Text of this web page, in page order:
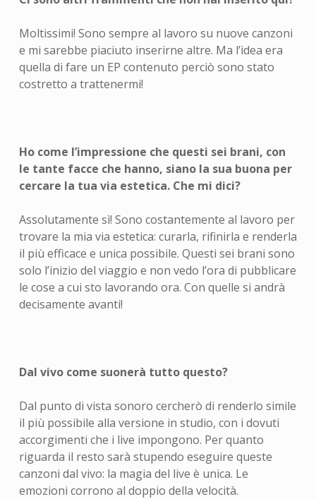
Moltissimi! Sono sempre al lavoro su nuove canzoni
e mi sarebbe piaciuto inserirne altre. Ma l’idea era
quella di fare un EP contenuto perciò sono stato
costretto a trattenermi!
Ho come l’impressione che questi sei brani, con
le tante facce che hanno, siano la sua buona per
cercare la tua via estetica. Che mi dici?
Assolutamente sì! Sono costantemente al lavoro per
trovare la mia via estetica: curarla, rifinirla e renderla
il più efficace e unica possibile. Questi sei brani sono
solo l’inizio del viaggio e non vedo l’ora di pubblicare
le cose a cui sto lavorando ora. Con quelle si andrà
decisamente avanti!
Dal vivo come suonerà tutto questo?
Dal punto di vista sonoro cercherò di renderlo simile
il più possibile alla versione in studio, con i dovuti
accorgimenti che i live impongono. Per quanto
riguarda il resto sarà stupendo eseguire queste
canzoni dal vivo: la magia del live è unica. Le
emozioni corrono al doppio della velocità.